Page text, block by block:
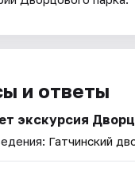
и ответы
экскурсия
Гатчинский